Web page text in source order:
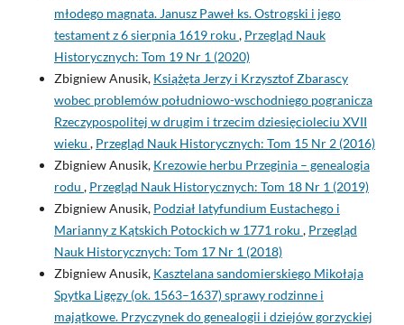
młodego magnata. Janusz Paweł ks. Ostrogski i jego
testament z 6 sierpnia 1619 roku , Przegląd Nauk
Historycznych: Tom 19 Nr 1 (2020)
Zbigniew Anusik, Książęta Jerzy i Krzysztof Zbarascy
wobec problemów południowo-wschodniego pogranicza
Rzeczypospolitej w drugim i trzecim dziesięcioleciu XVII
wieku , Przegląd Nauk Historycznych: Tom 15 Nr 2 (2016)
Zbigniew Anusik, Krezowie herbu Przeginia – genealogia
rodu , Przegląd Nauk Historycznych: Tom 18 Nr 1 (2019)
Zbigniew Anusik, Podział latyfundium Eustachego i
Marianny z Kątskich Potockich w 1771 roku , Przegląd
Nauk Historycznych: Tom 17 Nr 1 (2018)
Zbigniew Anusik, Kasztelana sandomierskiego Mikołaja
Spytka Ligęzy (ok. 1563–1637) sprawy rodzinne i
majątkowe. Przyczynek do genealogii i dziejów gorzyckiej